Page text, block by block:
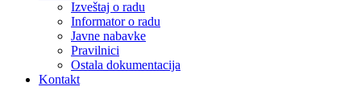
Izveštaj o radu
Informator o radu
Javne nabavke
Pravilnici
Ostala dokumentacija
Kontakt